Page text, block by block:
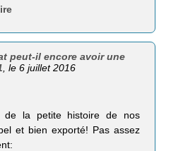
peut-il encore avoir une
, le 6 juillet 2016
de la petite histoire de nos
et bien exporté! Pas assez